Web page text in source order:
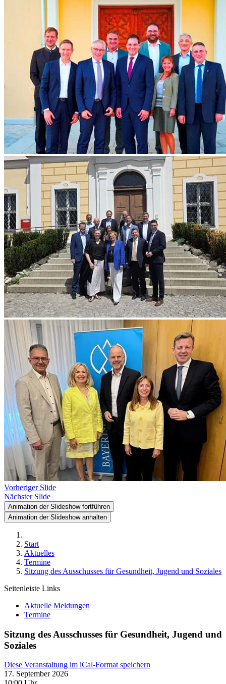
Vorheriger Slide
Nächster Slide
Animation der Slideshow fortführen
Animation der Slideshow anhalten
Start
Aktuelles
Termine
Sitzung des Ausschusses für Gesundheit, Jugend und Soziales
Seitenleiste Links
Aktuelle Meldungen
Termine
Sitzung des Ausschusses für Gesundheit, Jugend und
Soziales
Diese Veranstaltung im iCal-Format speichern
17. September 2026